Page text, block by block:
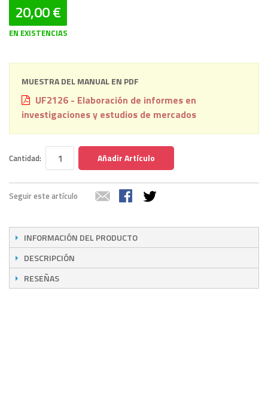
20,00 €
EN EXISTENCIAS
MUESTRA DEL MANUAL EN PDF
UF2126 - Elaboración de informes en
investigaciones y estudios de mercados
Cantidad: Añadir Artículo
Seguir este artículo
INFORMACIÓN DEL PRODUCTO
DESCRIPCIÓN
RESEÑAS